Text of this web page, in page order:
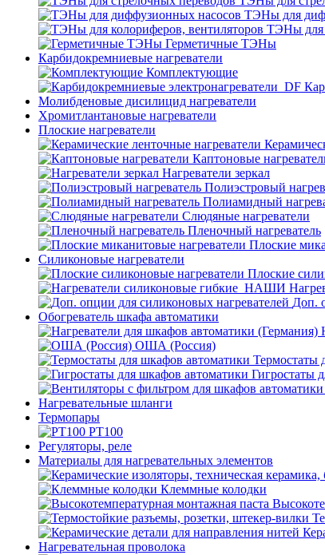
ТЭНы для
ТЭНы для
Герметичные ТЭНы
Карбидокремниевые нагреватели
Комплектующие
Молибденовые дисилицид нагреватели
Хромитлантановые нагреватели
Плоские нагреватели
Каптоновые
Нагреватели зеркал
Полиэстровый
Полиамидный
Слюдяные нагреватели
Пленочный нагреватель
Плоские
Силиконовые нагреватели
Плоские
Доп.
Обогреватель шкафа автоматики
ОША (Россия)
Термостаты
Гигростаты
Нагревательные шланги
Термопары
PT100
Регуляторы, реле
Материалы для нагревательных элементов
Клеммные колодки
Нагревательная проволока